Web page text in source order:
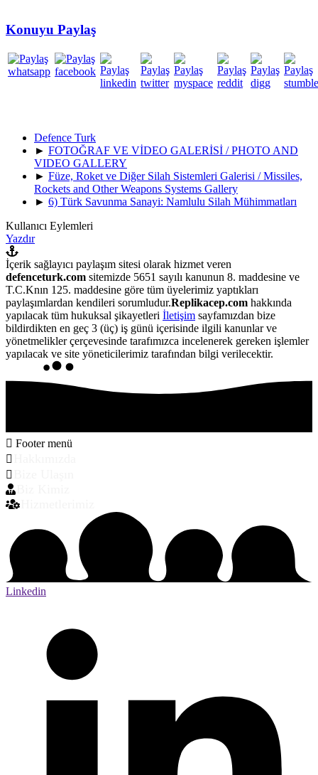
Konuyu Paylaş
Defence Turk
► FOTOĞRAF VE VİDEO GALERİSİ / PHOTO AND
VIDEO GALLERY
► Füze, Roket ve Diğer Silah Sistemleri Galerisi / Missiles,
Rockets and Other Weapons Systems Gallery
► 6) Türk Savunma Sanayi: Namlulu Silah Mühimmatları
Kullanıcı Eylemleri
Yazdır
İçerik sağlayıcı paylaşım sitesi olarak hizmet veren
defenceturk.com sitemizde 5651 sayılı kanunun 8. maddesine ve
T.C.Knın 125. maddesine göre tüm üyelerimiz yaptıkları
paylaşımlardan kendileri sorumludur.Replikacep.com hakkında
yapılacak tüm hukuksal şikayetleri İletişim sayfamızdan bize
bildirdikten en geç 3 (üç) iş günü içerisinde ilgili kanunlar ve
yönetmelikler çerçevesinde tarafımızca incelenerek gereken işlemler
yapılacak ve site yöneticilerimiz tarafından bilgi verilecektir.
Footer menü
Linkedin